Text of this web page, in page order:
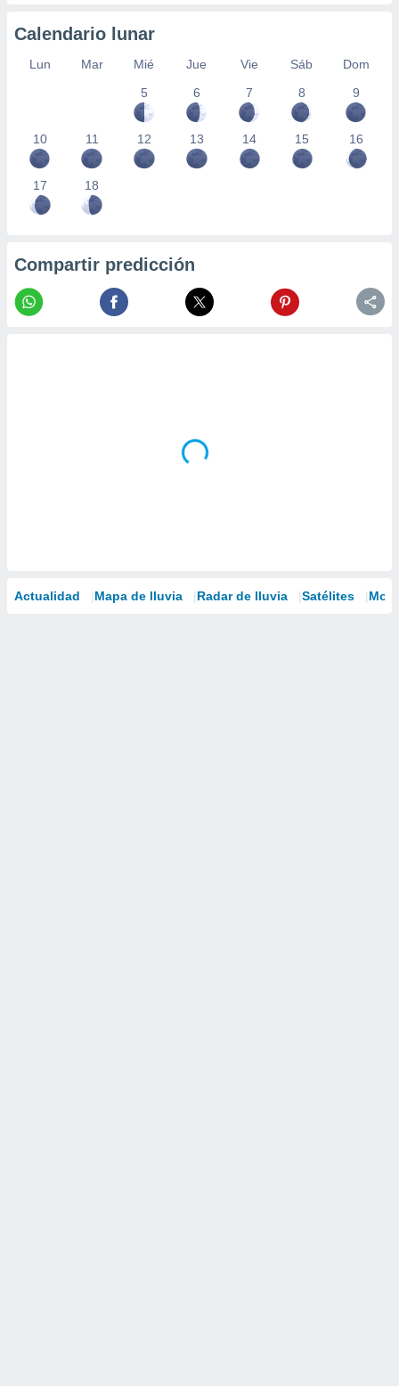
Calendario lunar
Lun Mar Mié Jue Vie Sáb
Dom
5
6 7 8 9
10 11 12 13 14 15 16
17 18
Compartir predicción
Actualidad Mapa de lluvia Radar de lluvia Satélites